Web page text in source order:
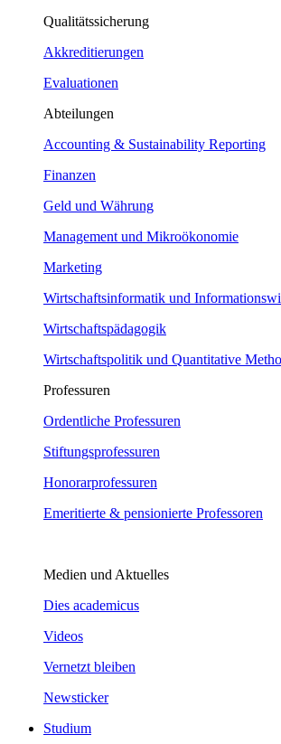
Qualitätssicherung
Akkreditierungen
Evaluationen
Abteilungen
Accounting & Sustainability Reporting
Finanzen
Geld und Währung
Management und Mikroökonomie
Marketing
Wirtschaftsinformatik und
Wirtschaftspädagogik
Wirtschaftspolitik und Quantitative
Professuren
Ordentliche Professuren
Stiftungsprofessuren
Honorarprofessuren
Emeritierte & pensionierte Professoren
Medien und Aktuelles
Dies academicus
Videos
Vernetzt bleiben
Newsticker
Studium